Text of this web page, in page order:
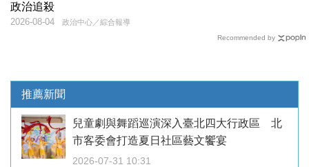
政治追殺
政治中心／綜合報導
2026-08-04
Recommended by
推薦新聞
兒童劇與舞蹈巡演深入臺北四大行政區 北
市客委會打造夏日社區藝文饗宴
2026-07-31 10:31